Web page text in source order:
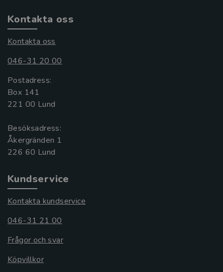
Kontakta oss
Kontakta oss
046-31 20 00
Postadress:
Box 141
221 00 Lund
Besöksadress:
Åkergränden 1
Kundservice
Kontakta kundservice
046-31 21 00
Frågor och svar
Köpvillkor